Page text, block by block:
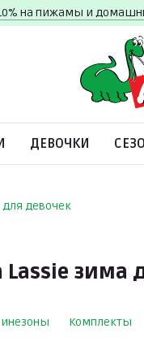
на пижамы и
ДЕВОЧКИ
девочек
зима
Комплекты